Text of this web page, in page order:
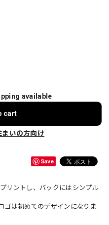
available
cart
まいの方向け
Save
リントし、バックにはシンプル
ゴは初めてのデザインになりま